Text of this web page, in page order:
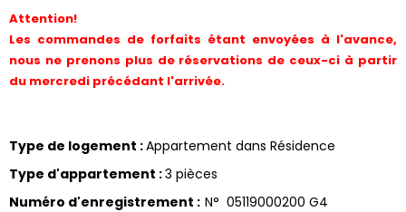
Attention!
Les commandes de forfaits étant envoyées à l'avance,
nous ne prenons plus de réservations de ceux-ci à partir
du mercredi précédant l'arrivée.
Type de logement :Appartement dans Résidence
Type d'appartement :3 pièces
Numéro d'enregistrement : N° 05119000200 G4